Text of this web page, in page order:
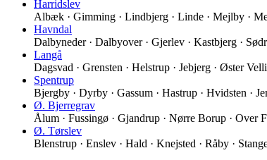
Harridslev
Albæk · Gimming · Lindbjerg · Linde · Mejlby ·
Havndal
Dalbyneder · Dalbyover · Gjerlev · Kastbjerg ·
Langå
Dagsvad · Grensten · Helstrup · Jebjerg · Øster
Spentrup
Bjergby · Dyrby · Gassum · Hastrup · Hvidsten ·
Ø. Bjerregrav
Ålum · Fussingø · Gjandrup · Nørre Borup · Over
Ø. Tørslev
Blenstrup · Enslev · Hald · Knejsted · Råby ·